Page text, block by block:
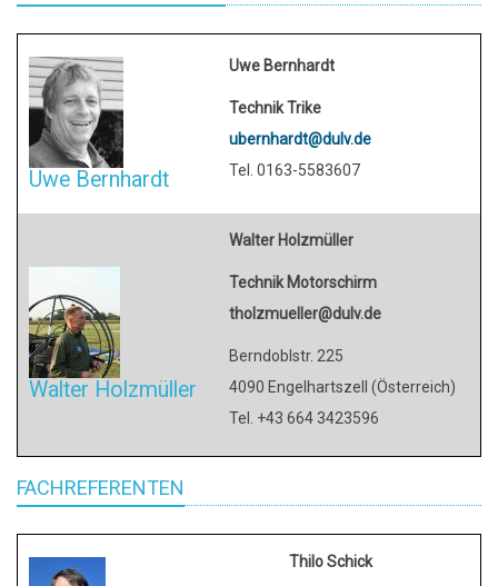
Uwe Bernhardt
Uwe Bernhardt
Technik Trike
ubernhardt@dulv.de
Tel. 0163-5583607
Walter Holzmüller
Walter Holzmüller
Technik Motorschirm
tholzmueller@dulv.de
Berndoblstr. 225
4090 Engelhartszell (Österreich)
Tel. +43 664 3423596
FACHREFERENTEN
Thilo Schick